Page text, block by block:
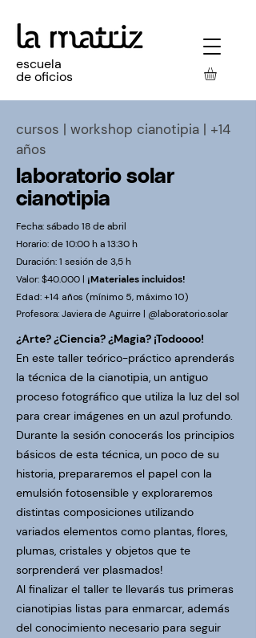
escuela
de oficios
cursos | workshop cianotipia | +14
años
laboratorio solar
cianotipia
Fecha: sábado 18de abril
Horario: de 10:00 h a 13:30 h
Duración: 1 sesión de 3,5 h
Valor:$40.000 | ¡Materiales incluidos!
Edad: +14 años (mínimo 5, máximo 10)
Profesora: Javiera de Aguirre | @laboratorio.solar
¿Arte? ¿Ciencia? ¿Magia? ¡Todoooo!
En este taller teórico-práctico aprenderás
la técnica de la cianotipia, un antiguo
proceso fotográfico que utiliza la luz del sol
para crear imágenes en un azul profundo.
Durante la sesión conocerás los principios
básicos de esta técnica, un poco de su
historia, prepararemos el papel con la
emulsión fotosensible y exploraremos
distintas composiciones utilizando
variados elementos como plantas, flores,
plumas, cristales y objetos que te
sorprenderá ver plasmados!
Al finalizar el taller te llevarás tus primeras
cianotipias listas para enmarcar, además
del conocimiento necesario para seguir